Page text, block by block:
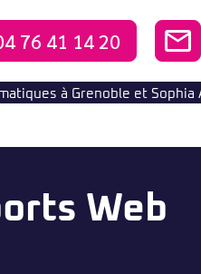
76 41 14 20
à Grenoble et Sophia
Web